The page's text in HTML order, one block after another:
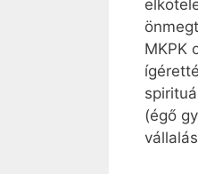
MKPK
(égő